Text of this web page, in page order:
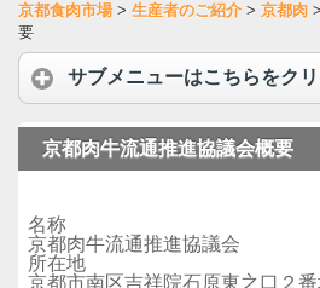
京都食肉市場 > 生産者のご紹介 > 京都肉 >
要
サブメニューはこちらをク
京都肉牛流通推進協議会概要
名称
京都肉牛流通推進協議会
所在地
京都市南区吉祥院石原東之口２